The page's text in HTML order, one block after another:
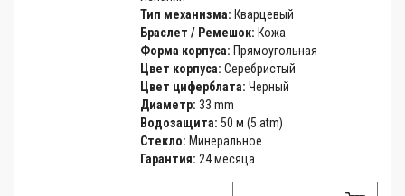
Тип механизма: Кварцевый
Браслет / Ремешок: Кожа
Форма корпуса: Прямоугольная
Цвет корпуса: Серебристый
Цвет циферблата: Черный
Диаметр: 33 mm
Водозащита: 50 м (5 atm)
Стекло: Минеральное
Гарантия: 24 месяца